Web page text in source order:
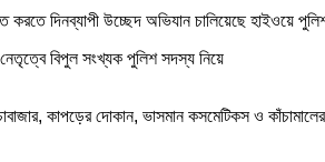
দিনব্যাপী উচ্ছেদ অভিযান চালিয়েছে হাইওয়ে
নেতৃত্বে বিপুল সংখ্যক পুলিশ সদস্য নিয়ে
কাপড়ের দোকান, ভাসমান কসমেটিকস ও